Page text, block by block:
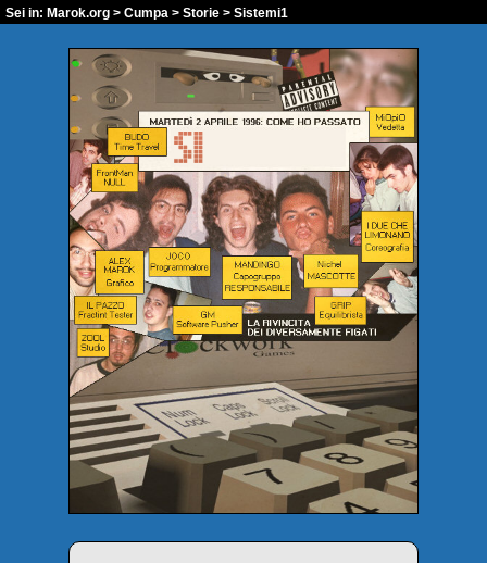
Sei in: Marok.org > Cumpa > Storie > Sistemi1